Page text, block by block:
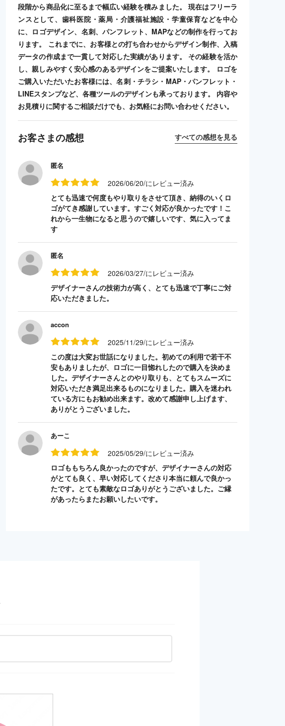
段階から商品化に至るまで幅広い経験を積みました。 現在はフリーラ
ンスとして、歯科医院・薬局・介護福祉施設・学童保育などを中心
に、ロゴデザイン、名刺、パンフレット、MAPなどの制作を行ってお
ります。 これまでに、お客様との打ち合わせからデザイン制作、入稿
データの作成まで一貫して対応した実績があります。 その経験を活か
し、親しみやすく安心感のあるデザインをご提案いたします。 ロゴを
ご購入いただいたお客様には、名刺・チラシ・MAP・パンフレット・
LINEスタンプなど、各種ツールのデザインも承っております。 内容や
お見積りに関するご相談だけでも、お気軽にお問い合わせください。
お客さまの感想 すべての感想を見る
匿名
2026/06/20/にレビュー済み
とても迅速で何度もやり取りをさせて頂き、納得のいくロ
ゴがてき感謝しています。すごく対応が良かったです！こ
れから一生物になると思うので嬉しいです、気に入ってま
す
匿名
2026/03/27/にレビュー済み
デザイナーさんの技術力が高く、とても迅速で丁寧にご対
応いただきました。
accon
2025/11/29/にレビュー済み
この度は大変お世話になりました。初めての利用で若干不
安もありましたが、ロゴに一目惚れしたので購入を決めま
した。デザイナーさんとのやり取りも、とてもスムーズに
対応いただき満足出来るものになりました。購入を迷われ
ている方にもお勧め出来ます。改めて感謝申し上げます、
ありがとうございました。
あーこ
2025/05/29/にレビュー済み
ロゴももちろん良かったのですが、デザイナーさんの対応
がとても良く、早い対応してくださり本当に頼んで良かっ
たです。とても素敵なロゴありがとうございました。ご縁
があったらまたお願いしたいです。